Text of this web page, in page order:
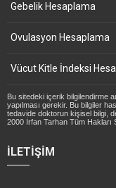
Gebelik Hesaplama
Ovulasyon Hesaplama
Vücut Kitle İndeksi
Bu sitedeki içerik bilgilendirme
yapılması gerekir. Bu bilgiler
tedavide doktorun kişisel bilgi,
2000 İrfan Tarhan Tüm Hakları
İLETIŞIM